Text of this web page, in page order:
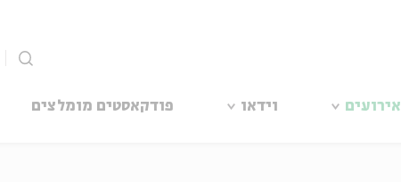
אירועים וידאו פודקאסטים מומלצים